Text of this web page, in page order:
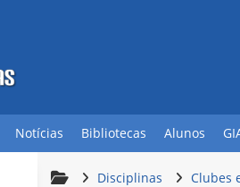
Notícias Bibliotecas Alunos
Disciplinas Clubes